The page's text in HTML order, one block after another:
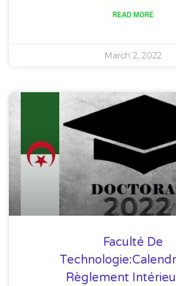
READ MORE
March 2, 2022
Faculté De
Règlement